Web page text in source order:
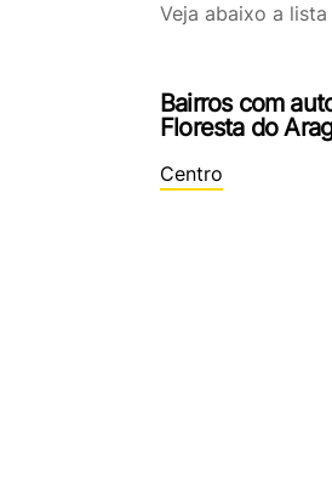
Veja abaixo a lista
Bairros com
Floresta do
Centro